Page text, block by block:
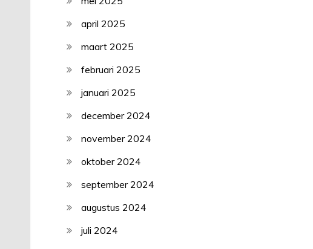
april 2025
maart 2025
februari 2025
januari 2025
december 2024
november 2024
oktober 2024
september 2024
augustus 2024
juli 2024